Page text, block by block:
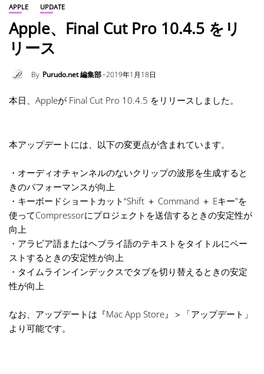
APPLE UPDATE
Apple、Final Cut Pro 10.4.5 をリ
リース
By Purudo.net 編集部 2019年1月18日
本日、Appleが Final Cut Pro 10.4.5 をリリースしました。
本アップデートには、以下の変更点が含まれています。
・オーディオチャンネルのないクリップの波形を生成すると
きのパフォーマンスが向上
・キーボードショートカット“Shift ＋ Command ＋ Eキー”を
使ってCompressorにプロジェクトを送信するときの安定性が
向上
・アラビア語またはヘブライ語のテキストをタイトルにペー
ストするときの安定性が向上
・タイムラインインデックスでタブを切り替えるときの安定
性が向上
なお、アップデートは『Mac App Store』＞「アップデート」
より可能です。